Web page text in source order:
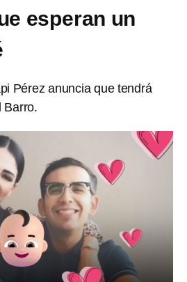
esperan un
Pérez anuncia que tendrá
Barro.